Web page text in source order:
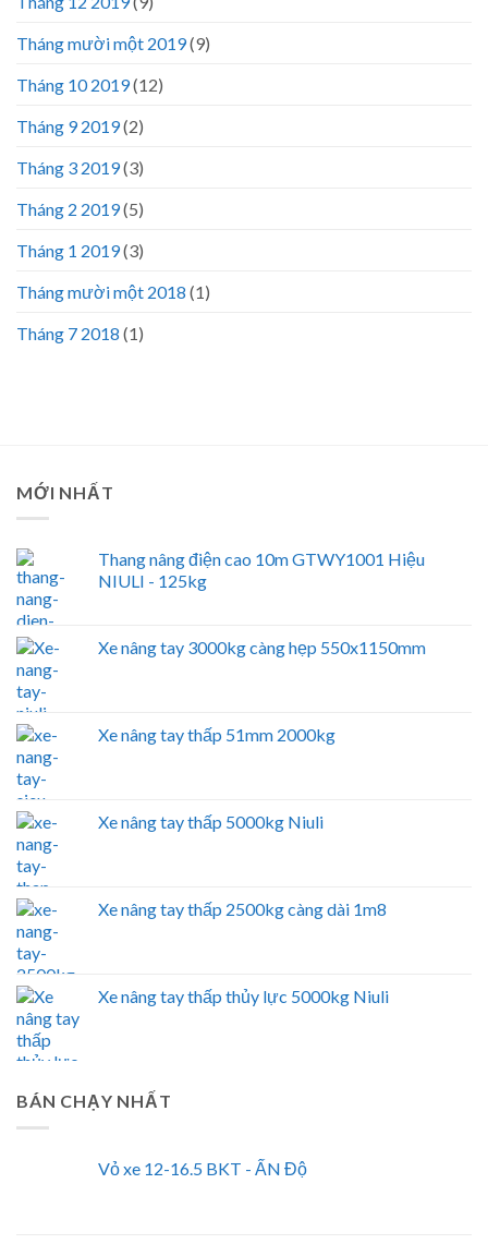
Tháng mười một 2019(9)
Tháng 10 2019(12)
Tháng 9 2019(2)
Tháng 3 2019(3)
Tháng 2 2019(5)
Tháng 1 2019(3)
Tháng mười một 2018 (1)
Tháng 7 2018 (1)
MỚI NHẤT
Thang nâng điện cao 10m GTWY1001 Hiệu
NIULI - 125kg
Xe nâng tay 3000kg càng hẹp 550x1150mm
Xe nâng tay thấp 51mm 2000kg
Xe nâng tay thấp 5000kg Niuli
Xe nâng tay thấp 2500kg càng dài 1m8
Xe nâng tay thấp thủy lực 5000kg Niuli
BÁN CHẠY NHẤT
Vỏ xe 12-16.5 BKT - ẤN Độ